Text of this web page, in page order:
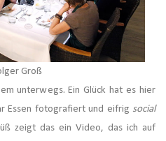
Groß
unterwegs. Ein Glück hat es hier
Essen fotografiert und eifrig social
zeigt das ein Video, das ich auf